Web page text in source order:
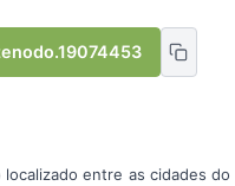
entre as cidades